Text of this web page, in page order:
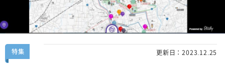
特集 更新日：2023.12.25